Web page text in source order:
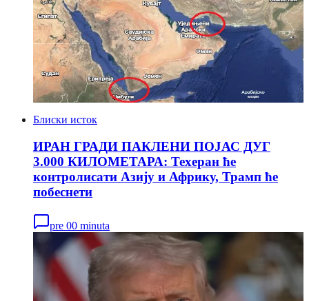
Блиски исток
ИРАН ГРАДИ ПАКЛЕНИ ПОЈАС ДУГ
3.000 КИЛОМЕТАРА: Техеран ће
контролисати Азију и Африку, Трамп ће
побеснети
pre 00 minuta